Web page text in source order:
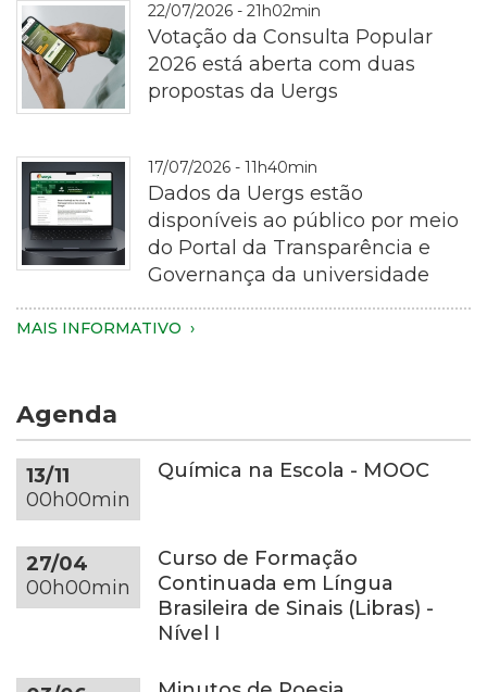
Fotografia
em
plano
aproximado
de
pessoa
segurando
com
as
duas
mãos.
Apenas
as
mãos,
parte
e
22/07/2026 - 21h02min
Votação da Consulta Popular
2026 está aberta com duas
propostas da Uergs
Imagem
de
de
cor
cinza-
escura
sobre
uma
mesa
redonda
tonalidade,
17/07/2026 - 11h40min
Dados da Uergs estão
disponíveis ao público por meio
do Portal da Transparência e
Governança da universidade
MAIS INFORMATIVO
Agenda
13/11
00h00min
Química na Escola - MOOC
27/04
00h00min
Curso de Formação
Continuada em Língua
Brasileira de Sinais (Libras) -
Nível I